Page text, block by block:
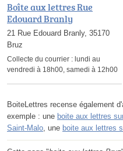
Boîte aux lettres Rue
Edouard Branly
21 Rue Edouard Branly, 35170
Bruz
Collecte du courrier : lundi au
vendredi à 18h00, samedi à 12h00
BoiteLettres recense également
exemple : une boite aux lettres
Saint-Malo, une boite aux lettres